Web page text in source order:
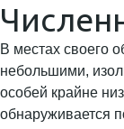
В местах своего
небольшими,
особей крайне
обнаруживается